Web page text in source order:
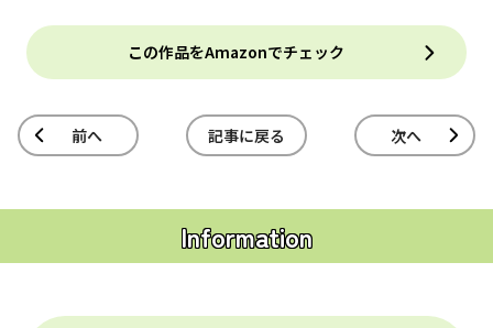
この作品をAmazonでチェック
前へ 記事に戻る 次へ
Information